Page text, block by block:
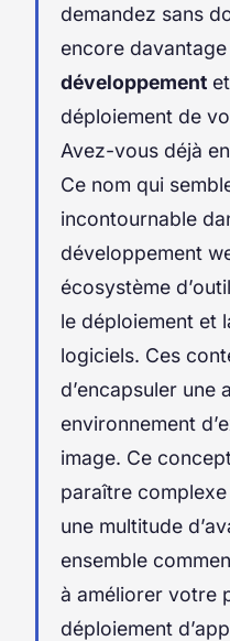
demandez sans
encore
développement
déploiement de
Avez-vous déjà
Ce nom qui
incontournable
développement
écosystème
le déploiement et
logiciels. Ces
d’encapsuler une
environnement
image. Ce
paraître
une multitude
ensemble
à améliorer votre
déploiement